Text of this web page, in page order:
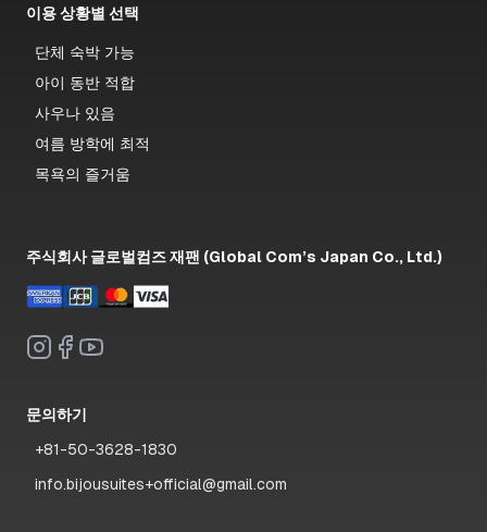
이용 상황별 선택
단체 숙박 가능
아이 동반 적합
사우나 있음
여름 방학에 최적
목욕의 즐거움
주식회사 글로벌컴즈 재팬 (Global Com’s Japan Co., Ltd.)
문의하기
+81-50-3628-1830
info.bijousuites+official@gmail.com